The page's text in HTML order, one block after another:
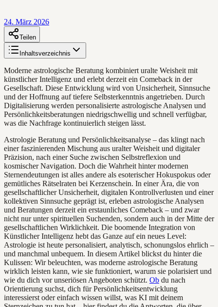
24. März 2026
Teilen
Inhaltsverzeichnis
Moderne astrologische Beratung kombiniert uralte Weisheit mit
künstlicher Intelligenz und erlebt derzeit ein Comeback in der
Gesellschaft. Diese Entwicklung wird von Unsicherheit, Sinnsuche
und der Hoffnung auf tiefere Selbsterkenntnis angetrieben. Durch
Digitalisierung werden personalisierte astrologische Analysen und
Persönlichkeitsberatungen niedrigschwellig und schnell verfügbar,
was die Nachfrage kontinuierlich steigen lässt.
Astrologie Beratung und Persönlichkeitsanalyse – das klingt nach
einer faszinierenden Mischung aus uralter Weisheit und digitaler
Präzision, nach einer Suche zwischen Selbstreflexion und
kosmischer Navigation. Doch die Wahrheit hinter modernen
Sternendeutungen ist alles andere als esoterischer Hokuspokus oder
gemütliches Rätselraten bei Kerzenschein. In einer Ära, die von
gesellschaftlicher Unsicherheit, digitalen Kontrollverlusten und einer
kollektiven Sinnsuche geprägt ist, erleben astrologische Analysen
und Beratungen derzeit ein erstaunliches Comeback – und zwar
nicht nur unter spirituellen Suchenden, sondern auch in der Mitte der
gesellschaftlichen Wirklichkeit. Die boomende Integration von
Künstlicher Intelligenz hebt das Ganze auf ein neues Level:
Astrologie ist heute personalisiert, analytisch, schonungslos ehrlich –
und manchmal unbequem. In diesem Artikel blickst du hinter die
Kulissen: Wir beleuchten, was moderne astrologische Beratung
wirklich leisten kann, wie sie funktioniert, warum sie polarisiert und
wie du dich vor unseriösen Angeboten schützt. Ob du nach
Orientierung suchst, dich für Persönlichkeitsentwicklung
interessierst oder einfach wissen willst, was KI mit deinem